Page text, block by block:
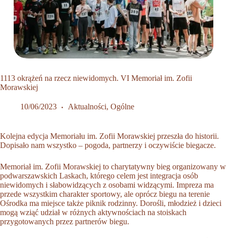
1113 okrążeń na rzecz niewidomych. VI Memoriał im. Zofii
Morawskiej
10/06/2023 Aktualności, Ogólne
Kolejna edycja Memoriału im. Zofii Morawskiej przeszła do historii.
Dopisało nam wszystko – pogoda, partnerzy i oczywiście biegacze.
Memoriał im. Zofii Morawskiej to charytatywny bieg organizowany w
podwarszawskich Laskach, którego celem jest integracja osób
niewidomych i słabowidzących z osobami widzącymi. Impreza ma
przede wszystkim charakter sportowy, ale oprócz biegu na terenie
Ośrodka ma miejsce także piknik rodzinny. Dorośli, młodzież i dzieci
mogą wziąć udział w różnych aktywnościach na stoiskach
przygotowanych przez partnerów biegu.